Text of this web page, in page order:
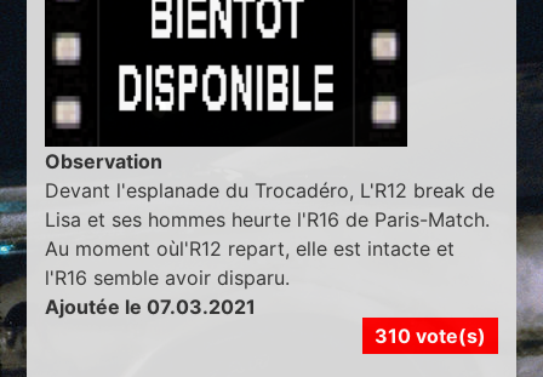
Observation
Devant l'esplanade du Trocadéro, L'R12 break de
Lisa et ses hommes heurte l'R16 de Paris-Match.
Au moment oùl'R12 repart, elle est intacte et
l'R16 semble avoir disparu.
Ajoutée le 07.03.2021
310 vote(s)